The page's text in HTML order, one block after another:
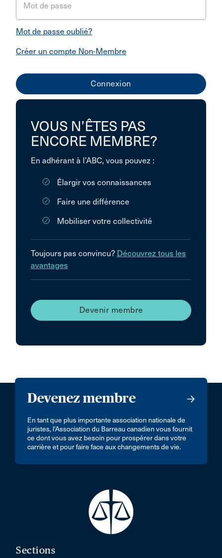
Mot de passe
Mot de passe oublié?
Créer un compte Non-Membre
VOUS N’ÊTES PAS
ENCORE MEMBRE?
En adhérant à l’ABC, vous pouvez :
Élargir vos connaissances
Faire une différence
Mobiliser votre collectivité
Toujours pas convincu? Découvrez tous les
avantages
Devenir membre
Devenez membre
En tant que plus importante association nationale de
juristes, l’Association du Barreau canadien vous fournit
ce dont vous avez besoin pour prospérer dans votre
carrière et pour faire face aux changements de vie.
Sections